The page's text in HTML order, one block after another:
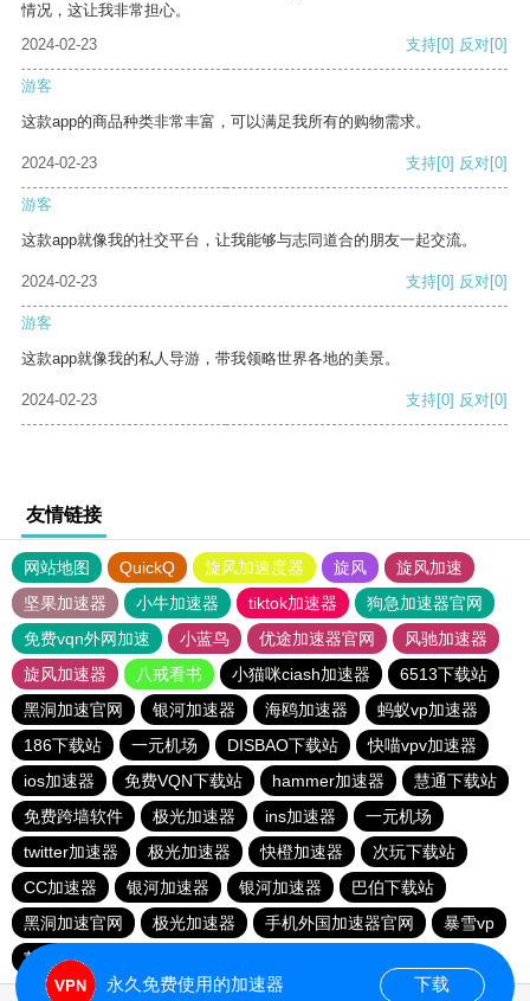
情况，这让我非常担心。
2024-02-23
支持[0] 反对[0]
游客
这款app的商品种类非常丰富，可以满足我所有的购物需求。
2024-02-23 支持[0] 反对[0]
游客
这款app就像我的社交平台，让我能够与志同道合的朋友一起交流。
2024-02-23 支持[0] 反对[0]
游客
这款app就像我的私人导游，带我领略世界各地的美景。
2024-02-23 支持[0] 反对[0]
友情链接
网站地图 QuickQ 旋风加速度器 旋风
旋风加速
坚果加速器
小牛加速器 tiktok加速器
狗急加速器官网
免费vqn外网加速
小蓝鸟 优途加速器官网
风驰加速器
旋风加速器
八戒看书 小猫咪ciash加速器
6513下载站
黑洞加速官网
银河加速器 海鸥加速器
蚂蚁vp加速器
186下载站
一元机场 DISBAO下载站
快喵vpv加速器
ios加速器
免费VQN下载站 hammer加速器
慧通下载站
免费跨墙软件
极光加速器 ins加速器
一元机场
twitter加速器
极光加速器 快橙加速器
次玩下载站
CC加速器
银河加速器 银河加速器
巴伯下载站
黑洞加速官网
极光加速器 手机外国加速器官网
暴雪vp
苹果加速器
永久免费使用的加速器 下载